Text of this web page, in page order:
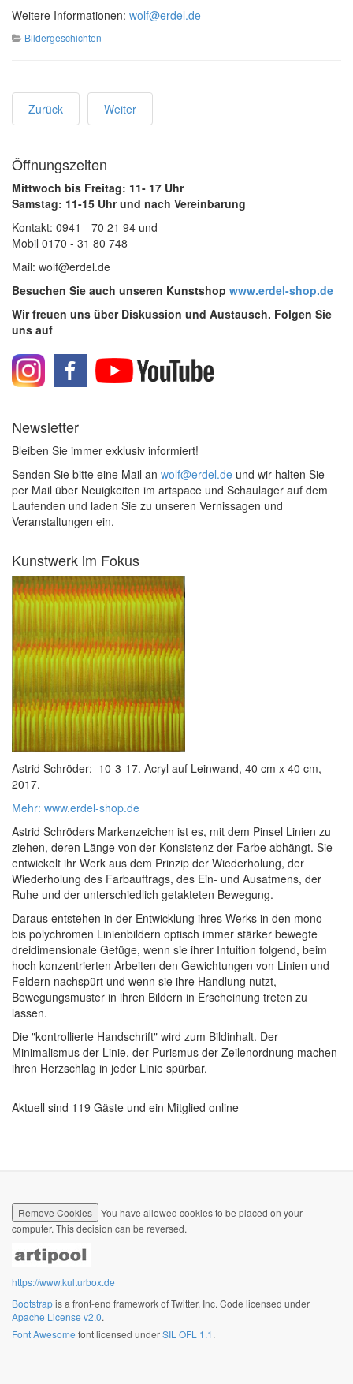
Weitere Informationen: wolf@erdel.de
Bildergeschichten
Zurück Weiter
Öffnungszeiten
Mittwoch bis Freitag: 11- 17 Uhr
Samstag: 11-15 Uhr und nach Vereinbarung
Kontakt: 0941 - 70 21 94 und
Mobil 0170 - 31 80 748
Mail: wolf@erdel.de
Besuchen Sie auch unseren Kunstshop www.erdel-shop.de
Wir freuen uns über Diskussion und Austausch. Folgen Sie
uns auf
Newsletter
Bleiben Sie immer exklusiv informiert!
Senden Sie bitte eine Mail an wolf@erdel.de und wir halten Sie
per Mail über Neuigkeiten im artspace und Schaulager auf dem
Laufenden und laden Sie zu unseren Vernissagen und
Veranstaltungen ein.
Kunstwerk im Fokus
Astrid Schröder: 10-3-17. Acryl auf Leinwand, 40 cm x 40 cm,
2017.
Mehr: www.erdel-shop.de
Astrid Schröders Markenzeichen ist es, mit dem Pinsel Linien zu
ziehen, deren Länge von der Konsistenz der Farbe abhängt. Sie
entwickelt ihr Werk aus dem Prinzip der Wiederholung, der
Wiederholung des Farbauftrags, des Ein- und Ausatmens, der
Ruhe und der unterschiedlich getakteten Bewegung.
Daraus entstehen in der Entwicklung ihres Werks in den mono –
bis polychromen Linienbildern optisch immer stärker bewegte
dreidimensionale Gefüge, wenn sie ihrer Intuition folgend, beim
hoch konzentrierten Arbeiten den Gewichtungen von Linien und
Feldern nachspürt und wenn sie ihre Handlung nutzt,
Bewegungsmuster in ihren Bildern in Erscheinung treten zu
lassen.
Die "kontrollierte Handschrift" wird zum Bildinhalt. Der
Minimalismus der Linie, der Purismus der Zeilenordnung machen
ihren Herzschlag in jeder Linie spürbar.
Aktuell sind 119 Gäste und ein Mitglied online
Remove Cookies
You have allowed cookies to be placed on your
computer. This decision can be reversed.
https://www.kulturbox.de
Bootstrapis a front-end framework of Twitter, Inc. Code licensed under
Apache License v2.0.
Font Awesome font licensed underSIL OFL 1.1.